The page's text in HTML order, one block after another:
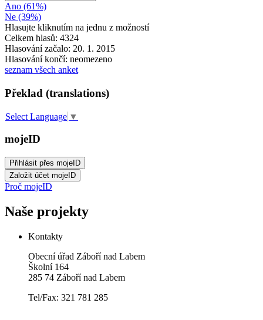
Ano (61%)
Ne (39%)
Hlasujte kliknutím na jednu z možností
Celkem hlasů: 4324
Hlasování začalo: 20. 1. 2015
Hlasování končí: neomezeno
seznam všech anket
Překlad (translations)
Select Language ▼
mojeID
Proč mojeID
Naše projekty
Kontakty
Obecní úřad Záboří nad Labem
Školní 164
285 74 Záboří nad Labem
Tel/Fax: 321 781 285